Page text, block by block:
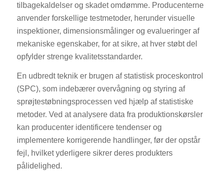
tilbagekaldelser og skadet omdømme. Producenterne
anvender forskellige testmetoder, herunder visuelle
inspektioner, dimensionsmålinger og evalueringer af
mekaniske egenskaber, for at sikre, at hver støbt del
opfylder strenge kvalitetsstandarder.
En udbredt teknik er brugen af statistisk proceskontrol
(SPC), som indebærer overvågning og styring af
sprøjtestøbningsprocessen ved hjælp af statistiske
metoder. Ved at analysere data fra produktionskørsler
kan producenter identificere tendenser og
implementere korrigerende handlinger, før der opstår
fejl, hvilket yderligere sikrer deres produkters
pålidelighed.